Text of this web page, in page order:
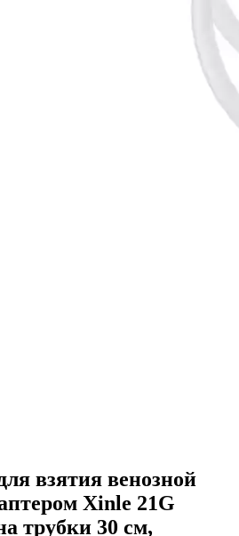
взятия венозной
Xinle 21G
трубки 30 cм,